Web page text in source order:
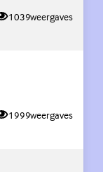
1039weergaves
1999weergaves